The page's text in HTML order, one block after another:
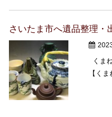
さいたま市へ遺品整理・
くま
【く
ず出
日（